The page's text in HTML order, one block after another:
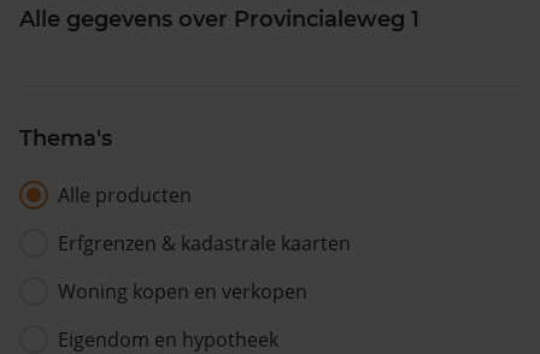
Alle gegevens over Provincialeweg 1
Thema's
Alle producten
Erfgrenzen & kadastrale kaarten
Woning kopen en verkopen
Eigendom en hypotheek